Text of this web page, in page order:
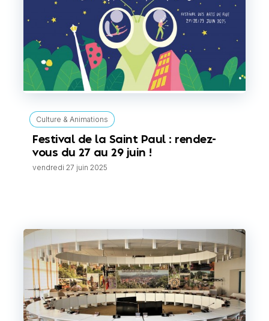
Culture & Animations
Festival de la Saint Paul : rendez-
vous du 27 au 29 juin !
vendredi 27 juin 2025